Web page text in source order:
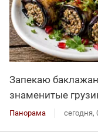
Запекаю
знаменитые
Панорама сегодня,